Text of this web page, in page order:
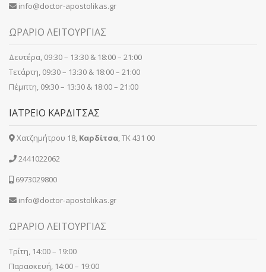
info@doctor-apostolikas.gr
ΩΡΑΡΙΟ ΛΕΙΤΟΥΡΓΙΑΣ
Δευτέρα, 09:30 – 13:30 & 18:00 – 21:00
Τετάρτη, 09:30 – 13:30 & 18:00 – 21:00
Πέμπτη, 09:30 – 13:30 & 18:00 – 21:00
ΙΑΤΡΕΙΟ ΚΑΡΔΙΤΣΑΣ
Χατζημήτρου 18, Καρδίτσα, ΤΚ 431 00
2441022062
6973029800
info@doctor-apostolikas.gr
ΩΡΑΡΙΟ ΛΕΙΤΟΥΡΓΙΑΣ
Τρίτη, 14:00 – 19:00
Παρασκευή, 14:00 – 19:00